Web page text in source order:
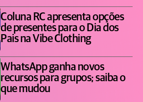
Coluna RC apresenta opções
de presentes para o Dia dos
Pais na Vibe Clothing
WhatsApp ganha novos
recursos para grupos; saiba o
que mudou